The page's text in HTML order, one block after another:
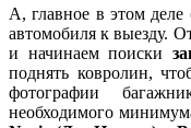
А, главное в этом деле
автомобиля к выезду.
и начинаем поиски
поднять ковролин,
фотографии
необходимого